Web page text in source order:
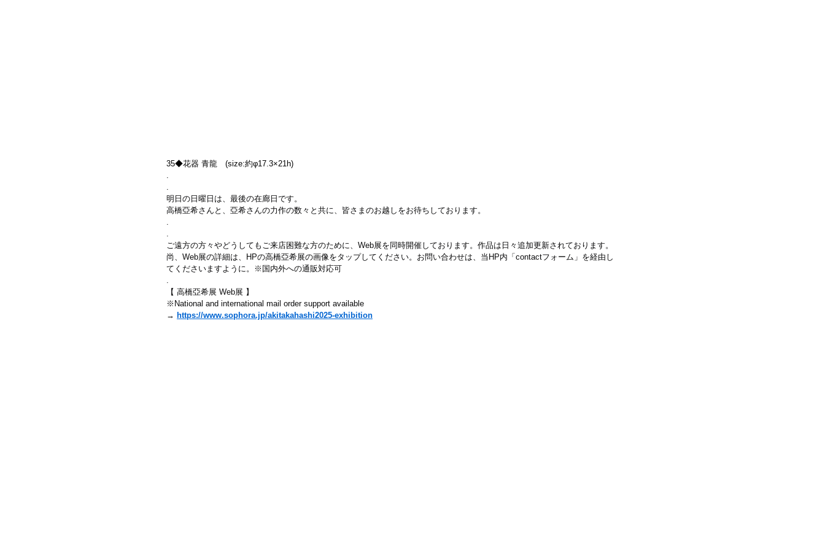
35◆花器 青龍　(size:約φ17.3×21h)
.
.
明日の日曜日は、最後の在廊日です。
高橋亞希さんと、亞希さんの力作の数々と共に、皆さまのお越しをお待ちしております。
.
.
ご遠方の方々やどうしてもご来店困難な方のために、Web展を同時開催しております。作品は日々追加更新されております。
尚、Web展の詳細は、HPの高橋亞希展の画像をタップしてください。お問い合わせは、当HP内「contactフォーム」を経由し
てくださいますように。※国内外への通販対応可
.
【 高橋亞希展 Web展 】
※National and international mail order support available
→ https://www.sophora.jp/akitakahashi2025-exhibition